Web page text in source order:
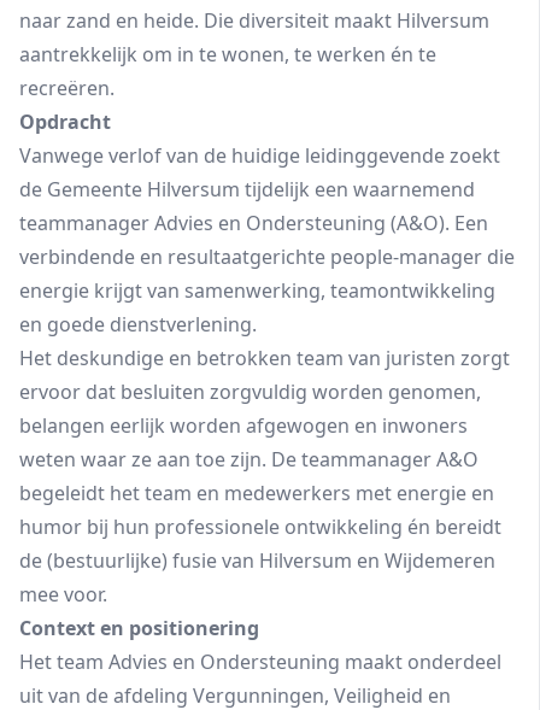
naar zand en heide. Die diversiteit maakt Hilversum
aantrekkelijk om in te wonen, te werken én te
recreëren.
Opdracht
Vanwege verlof van de huidige leidinggevende zoekt
de Gemeente Hilversum tijdelijk een waarnemend
teammanager Advies en Ondersteuning (A&O). Een
verbindende en resultaatgerichte people‑manager die
energie krijgt van samenwerking, teamontwikkeling
en goede dienstverlening.
Het deskundige en betrokken team van juristen zorgt
ervoor dat besluiten zorgvuldig worden genomen,
belangen eerlijk worden afgewogen en inwoners
weten waar ze aan toe zijn. De teammanager A&O
begeleidt het team en medewerkers met energie en
humor bij hun professionele ontwikkeling én bereidt
de (bestuurlijke) fusie van Hilversum en Wijdemeren
mee voor.
Context en positionering
Het team Advies en Ondersteuning maakt onderdeel
uit van de afdeling Vergunningen, Veiligheid en